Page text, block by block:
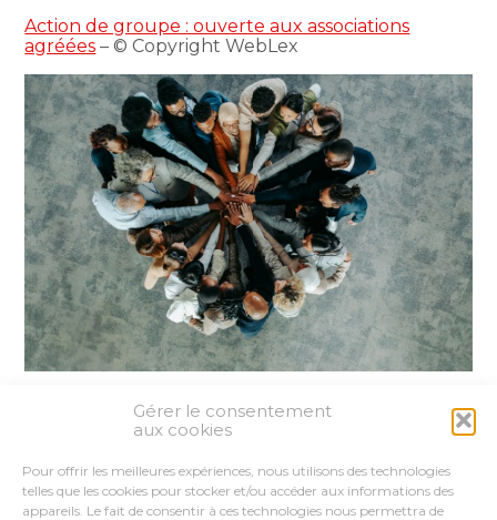
Gérer le consentement
aux cookies
Pour offrir les meilleures expériences, nous utilisons des technologies
telles que les cookies pour stocker et/ou accéder aux informations des
appareils. Le fait de consentir à ces technologies nous permettra de
Action de groupe : ouverte aux associations
agréées – © Copyright WebLex
FaceBook
TwitterLinkedIn